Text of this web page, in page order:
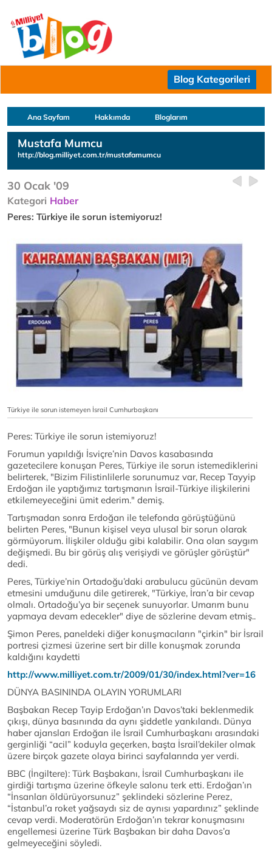
Blog Kategorileri
Ana Sayfam Hakkımda Bloglarım
Mustafa Mumcu
http://blog.milliyet.com.tr/mustafamumcu
30 Ocak '09
Kategori Haber
Peres: Türkiye ile sorun istemiyoruz!
Türkiye ile sorun istemeyen İsrail Cumhurbaşkanı
Peres: Türkiye ile sorun istemiyoruz!
Forumun yapıldığı İsviçre’nin Davos kasabasında
gazetecilere konuşan Peres, Türkiye ile sorun istemediklerini
belirterek, "Bizim Filistinlilerle sorunumuz var, Recep Tayyip
Erdoğan ile yaptığımız tartışmanın İsrail-Türkiye ilişkilerini
etkilemeyeceğini ümit ederim." demiş.
Tartışmadan sonra Erdoğan ile telefonda görüştüğünü
belirten Peres, "Bunun kişisel veya ulusal bir sorun olarak
görmüyorum. İlişkiler olduğu gibi kalabilir. Ona olan saygım
değişmedi. Bu bir görüş alış verişiydi ve görüşler görüştür"
dedi.
Peres, Türkiye’nin Ortadoğu’daki arabulucu gücünün devam
etmesini umduğunu dile getirerek, "Türkiye, İran’a bir cevap
olmalı. Ortadoğu’ya bir seçenek sunuyorlar. Umarım bunu
yapmaya devam edecekler" diye de sözlerine devam etmiş..
Şimon Peres, paneldeki diğer konuşmacıların "çirkin" bir İsrail
portresi çizmesi üzerine sert bir dille konuşmak zorunda
kaldığını kaydetti
http://www.milliyet.com.tr/2009/01/30/index.html?ver=16
DÜNYA BASININDA OLAYIN YORUMLARI
Başbakan Recep Tayip Erdoğan’ın Davos’taki beklenmedik
çıkışı, dünya basınında da aynı şiddetle yankılandı. Dünya
haber ajansları Erdoğan ile İsrail Cumhurbaşkanı arasındaki
gerginliği “acil” koduyla geçerken, başta İsrail’dekiler olmak
üzere birçok gazete olaya birinci sayfalarında yer verdi.
BBC (İngiltere): Türk Başbakanı, İsrail Cumhurbaşkanı ile
girdiği tartışma üzerine öfkeyle salonu terk etti. Erdoğan’ın
“İnsanları öldürüyorsunuz” şeklindeki sözlerine Perez,
“İstanbul’a roket yağsaydı siz de aynısı yapardınız” şeklinde
cevap verdi. Moderatörün Erdoğan’ın tekrar konuşmasını
engellemesi üzerine Türk Başbakan bir daha Davos’a
gelmeyeceğini söyledi.